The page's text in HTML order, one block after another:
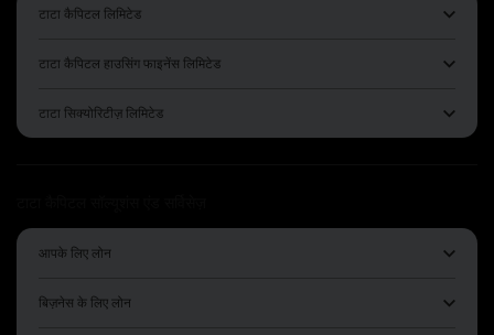
टाटा कैपिटल लिमिटेड
टाटा कैपिटल हाउसिंग फाइनेंस लिमिटेड
टाटा सिक्योरिटीज़ लिमिटेड
आपके लिए लोन
बिज़नेस के लिए लोन